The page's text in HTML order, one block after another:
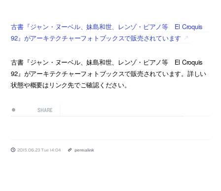
古書『ジャン・ヌーベル、妹島和世、レンゾ・ピアノ等 El Croquis
92』がアーキテクチャーフォトブックスで販売されています
古書『ジャン・ヌーベル、妹島和世、レンゾ・ピアノ等 El Croquis
92』がアーキテクチャーフォトブックスで販売されています。詳しい
状態や概要はリンク先でご確認ください。
SHARE
2015.06.23 Tue 14:04 permalink